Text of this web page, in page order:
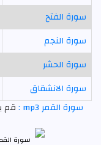
سورة الفتح
سورة النجم
سورة الحشر
سورة الانشقاق
سورة القمر mp3 :
قم